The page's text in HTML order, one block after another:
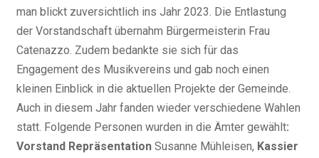
man blickt zuversichtlich ins Jahr 2023. Die Entlastung
der Vorstandschaft übernahm Bürgermeisterin Frau
Catenazzo. Zudem bedankte sie sich für das
Engagement des Musikvereins und gab noch einen
kleinen Einblick in die aktuellen Projekte der Gemeinde.
Auch in diesem Jahr fanden wieder verschiedene Wahlen
statt. Folgende Personen wurden in die Ämter gewählt:
Vorstand Repräsentation Susanne Mühleisen, Kassier